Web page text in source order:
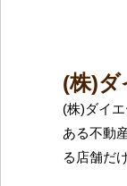
(株)
(株)ダイ
ある不動
る店舗だ